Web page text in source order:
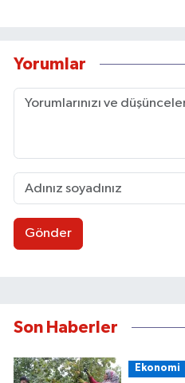
Yorumlar
Gönder
Son Haberler
Ekonomi